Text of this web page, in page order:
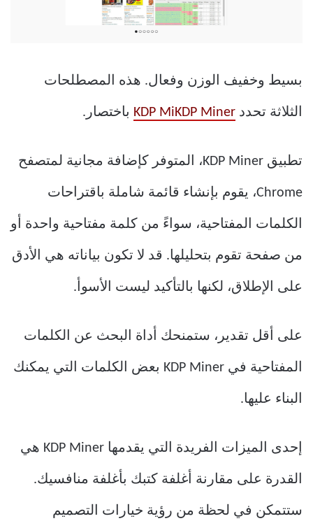
بسيط وخفيف الوزن وفعال. هذه المصطلحات
الثلاثة تحدد KDP MiKDP Miner باختصار.
تطبيق KDP Miner، المتوفر كإضافة مجانية لمتصفح
Chrome، يقوم بإنشاء قائمة شاملة باقتراحات
الكلمات المفتاحية، سواءً من كلمة مفتاحية واحدة أو
من صفحة تقوم بتحليلها. قد لا تكون بياناته هي الأدق
على الإطلاق، لكنها بالتأكيد ليست الأسوأ.
على أقل تقدير، ستمنحك أداة البحث عن الكلمات
المفتاحية في KDP Miner بعض الكلمات التي يمكنك
البناء عليها.
إحدى الميزات الفريدة التي يقدمها KDP Miner هي
القدرة على مقارنة أغلفة كتبك بأغلفة منافسيك.
ستتمكن في لحظة من رؤية خيارات التصميم